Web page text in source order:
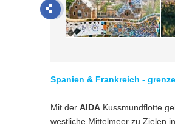
Spanien & Frankreich -
Mit der AIDA Kussmundflotte
westliche Mittelmeer zu Zielen